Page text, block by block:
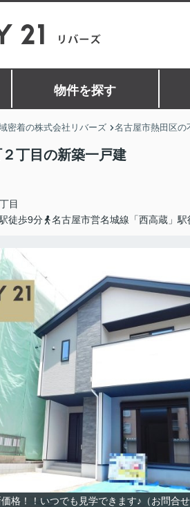
物件を探す
密着の株式会社リバーズ 名古屋市熱田区の
丁目の新築一戸建
目
徒歩9分
名古屋市営名城線「西高蔵」駅
！いつでも見学できます♪（お問合せ